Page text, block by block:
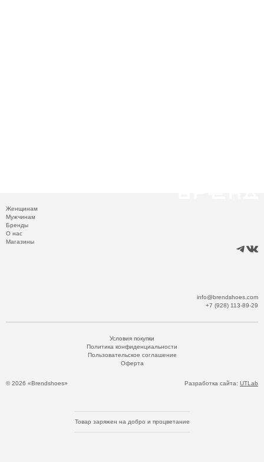
Женщинам
Мужчинам
Бренды
О нас
Магазины
info@brendshoes.com
+7 (928) 113-89-29
© 2026 «Brendshoes»
Условия покупки
Политика конфиденциальности
Пользовательское соглашение
Оферта
Разработка сайта: UTLab
Товар заряжен на добро и процветание